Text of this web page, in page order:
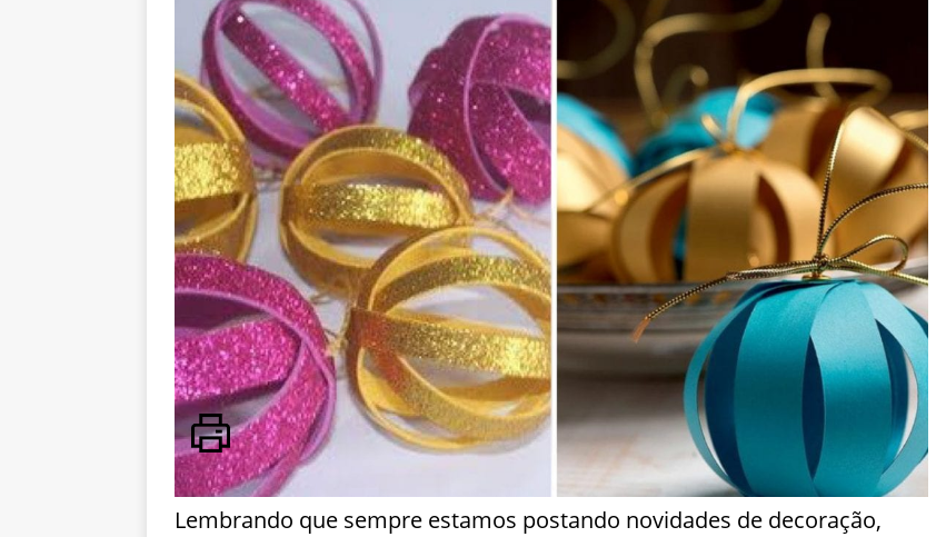
Lembrando que sempre estamos postando novidades de decoração,